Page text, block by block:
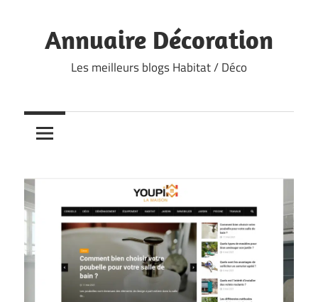
content
Annuaire Décoration
Les meilleurs blogs Habitat / Déco